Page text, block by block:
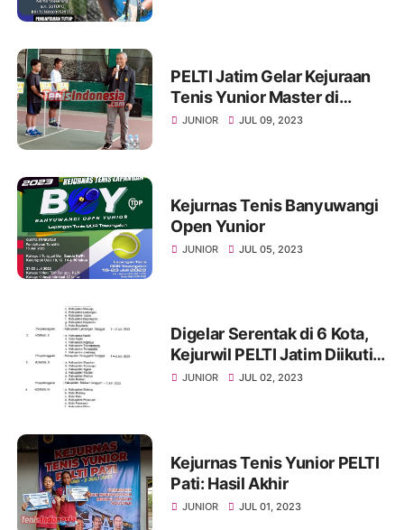
PELTI Jatim Gelar Kejuraan
Tenis Yunior Master di
Ponorogo
JUNIOR JUL 09, 2023
Kejurnas Tenis Banyuwangi
Open Yunior
JUNIOR JUL 05, 2023
Digelar Serentak di 6 Kota,
Kejurwil PELTI Jatim Diikuti
Ratusan Petenis Yunior
JUNIOR JUL 02, 2023
Kejurnas Tenis Yunior PELTI
Pati: Hasil Akhir
JUNIOR JUL 01, 2023